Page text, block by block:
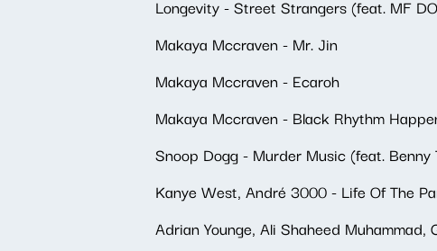
Longevity - Street Strangers (feat. MF
Makaya Mccraven - Mr. Jin
Makaya Mccraven - Ecaroh
Makaya Mccraven - Black Rhythm
Snoop Dogg - Murder Music (feat.
Kanye West, André 3000 - Life Of The
Adrian Younge, Ali Shaheed